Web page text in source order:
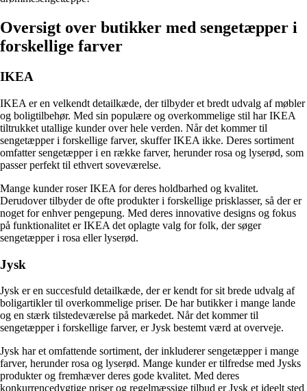
Oversigt over butikker med sengetæpper i
forskellige farver
IKEA
IKEA er en velkendt detailkæde, der tilbyder et bredt udvalg af møbler
og boligtilbehør. Med sin populære og overkommelige stil har IKEA
tiltrukket utallige kunder over hele verden. Når det kommer til
sengetæpper i forskellige farver, skuffer IKEA ikke. Deres sortiment
omfatter sengetæpper i en række farver, herunder rosa og lyserød, som
passer perfekt til ethvert soveværelse.
Mange kunder roser IKEA for deres holdbarhed og kvalitet.
Derudover tilbyder de ofte produkter i forskellige prisklasser, så der er
noget for enhver pengepung. Med deres innovative designs og fokus
på funktionalitet er IKEA det oplagte valg for folk, der søger
sengetæpper i rosa eller lyserød.
Jysk
Jysk er en succesfuld detailkæde, der er kendt for sit brede udvalg af
boligartikler til overkommelige priser. De har butikker i mange lande
og en stærk tilstedeværelse på markedet. Når det kommer til
sengetæpper i forskellige farver, er Jysk bestemt værd at overveje.
Jysk har et omfattende sortiment, der inkluderer sengetæpper i mange
farver, herunder rosa og lyserød. Mange kunder er tilfredse med Jysks
produkter og fremhæver deres gode kvalitet. Med deres
konkurrencedygtige priser og regelmæssige tilbud er Jysk et ideelt sted